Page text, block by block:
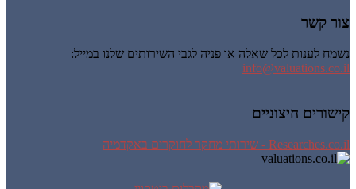
צור קשר
נשמח לענות לכל שאלה או פניה לגבי השירותים שלנו במייל:
info@valuations.co.il
קישורים חיצוניים
Researches.co.il - שירותי מחקר לחוקרים באקדמיה